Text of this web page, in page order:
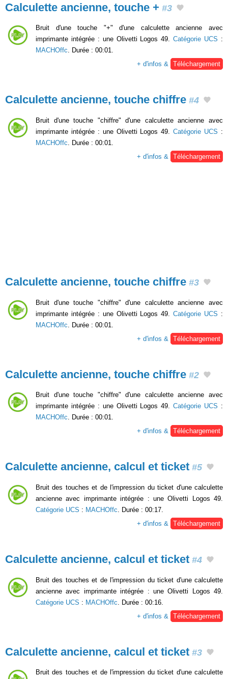
Calculette ancienne, touche + #3
Bruit d'une touche "+" d'une calculette ancienne avec
imprimante intégrée : une Olivetti Logos 49.Catégorie UCS :
MACHOffc. Durée : 00:01.
+ d'infos & Téléchargement
Calculette ancienne, touche chiffre #4
Bruit d'une touche "chiffre" d'une calculette ancienne avec
imprimante intégrée : une Olivetti Logos 49.Catégorie UCS :
MACHOffc. Durée : 00:01.
+ d'infos & Téléchargement
Calculette ancienne, touche chiffre #3
Bruit d'une touche "chiffre" d'une calculette ancienne avec
imprimante intégrée : une Olivetti Logos 49.Catégorie UCS :
MACHOffc . Durée : 00:01.
+ d'infos &
Téléchargement
Calculette ancienne, touche chiffre #2
Bruit d'une touche "chiffre" d'une calculette ancienne avec
imprimante intégrée : une Olivetti Logos 49.Catégorie UCS :
MACHOffc. Durée : 00:01.
+ d'infos & Téléchargement
Calculette ancienne, calcul et ticket #5
Bruit des touches et de l'impression du ticket d'une calculette
ancienne avec imprimante intégrée : une Olivetti Logos 49.
Catégorie UCS : MACHOffc. Durée : 00:17.
+ d'infos & Téléchargement
Calculette ancienne, calcul et ticket #4
Bruit des touches et de l'impression du ticket d'une calculette
ancienne avec imprimante intégrée : une Olivetti Logos 49.
Catégorie UCS : MACHOffc . Durée : 00:16.
+ d'infos &
Téléchargement
Calculette ancienne, calcul et ticket #3
Bruit des touches et de l'impression du ticket d'une calculette